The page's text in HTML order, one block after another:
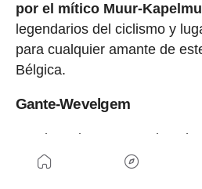
por el mítico Muur-
legendarios del ciclismo y
para cualquier amante de
Bélgica.
Gante-Wevelgem
En el camino que conduce
ciclismo flamenco, la disputa